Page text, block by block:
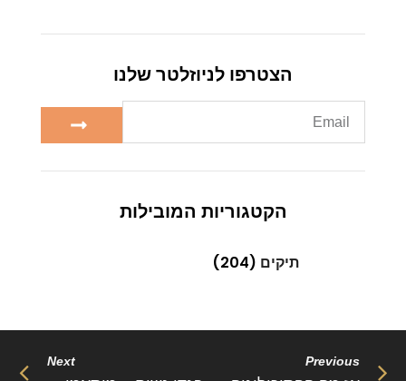
הצטרפו לניוזלטר שלנו
הקטגוריות המובילות
תיקים (204)
Previous
Next